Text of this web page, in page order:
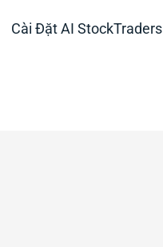
Cài Đặt AI StockTraders